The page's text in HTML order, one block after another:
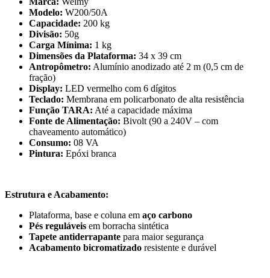
Modelo: W200/50A
Capacidade: 200 kg
Divisão: 50g
Carga Mínima: 1 kg
Dimensões da Plataforma: 34 x 39 cm
Antropômetro: Alumínio anodizado até 2 m (0,5 cm de
fração)
Display: LED vermelho com 6 dígitos
Teclado: Membrana em policarbonato de alta resistência
Função TARA: Até a capacidade máxima
Fonte de Alimentação: Bivolt (90 a 240V – com
chaveamento automático)
Consumo: 08 VA
Pintura: Epóxi branca
Estrutura e Acabamento:
Plataforma, base e coluna em aço carbono
Pés reguláveis em borracha sintética
Tapete antiderrapante para maior segurança
Acabamento bicromatizado resistente e durável